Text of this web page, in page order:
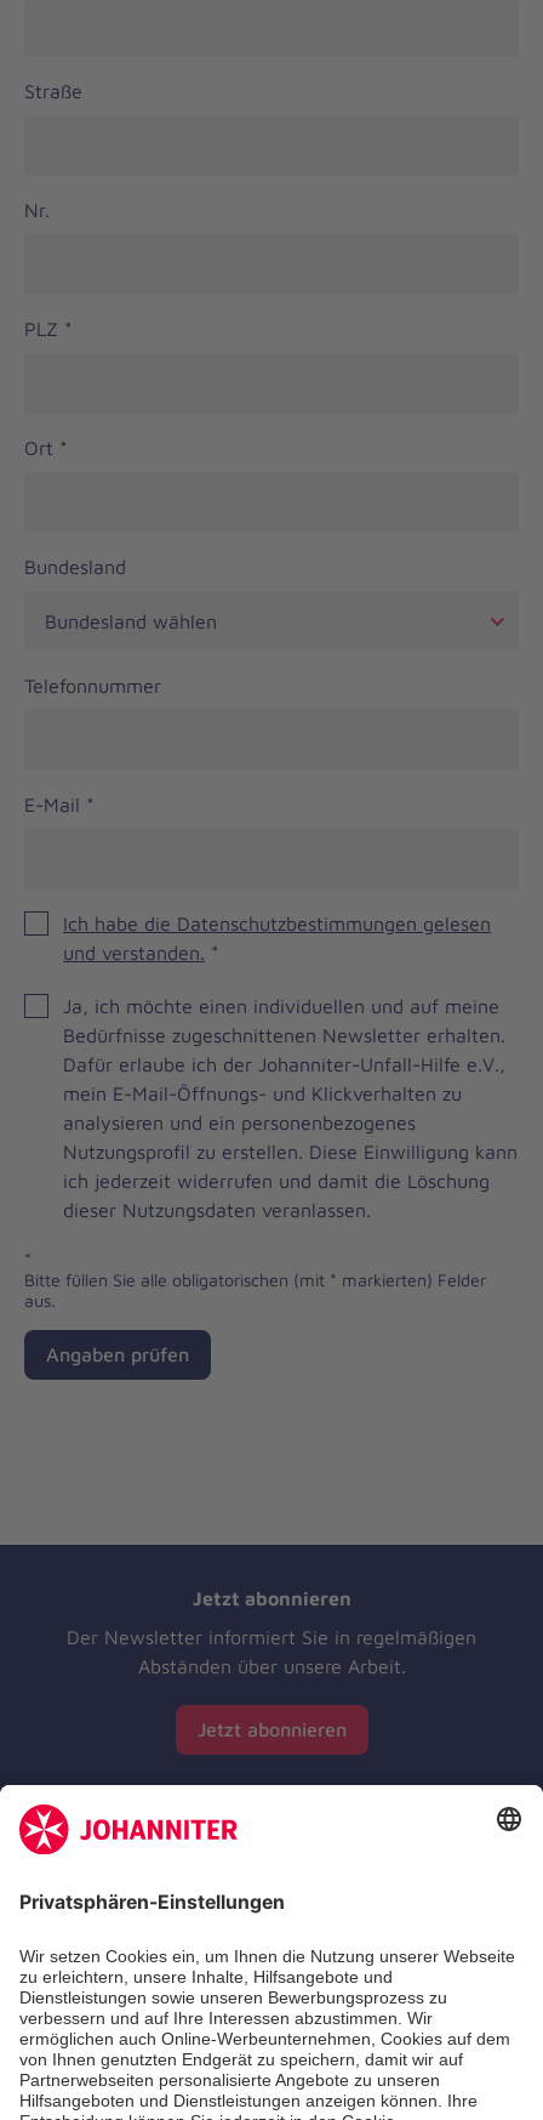
Straße
Nr.
PLZ *
Ort *
Bundesland
Telefonnummer
E-Mail *
Ich habe die Datenschutzbestimmungen gelesen
und verstanden. *
Einwilligung
Johanniter-
Unfall-
Hilfe-
Newsletter
Ja, ich möchte einen individuellen und auf meine
Bedürfnisse zugeschnittenen Newsletter erhalten.
Dafür erlaube ich der Johanniter-Unfall-Hilfe e.V.,
mein E-Mail-Öffnungs- und Klickverhalten zu
analysieren und ein personenbezogenes
Nutzungsprofil zu erstellen. Diese Einwilligung kann
ich jederzeit widerrufen und damit die Löschung
dieser Nutzungsdaten veranlassen.
*
Bitte füllen Sie alle obligatorischen (mit * markierten) Felder
aus.
Angaben prüfen
Jetzt abonnieren
Der Newsletter informiert Sie in regelmäßigen
Abständen über unsere Arbeit.
Jetzt abonnieren
Zertifizierung der Johanniter-Unfall-Hilfe e.V.
Die Johanniter GmbH führt das Spendenzertifikat
des Deutschen Spendenrats e.V.